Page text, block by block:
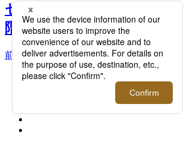
セプトストアがメンズ館6
階に新オープン >>
前へ 次へ